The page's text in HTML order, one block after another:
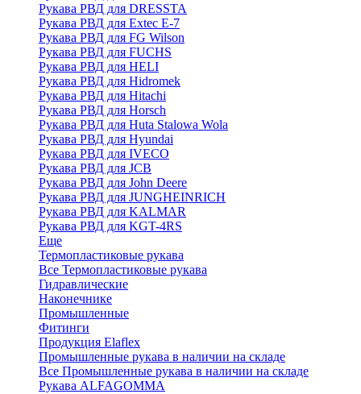
Рукава РВД для DRESSTA
Рукава РВД для Extec E-7
Рукава РВД для FG Wilson
Рукава РВД для FUCHS
Рукава РВД для HELI
Рукава РВД для Hidromek
Рукава РВД для Hitachi
Рукава РВД для Horsch
Рукава РВД для Huta Stalowa Wola
Рукава РВД для Hyundai
Рукава РВД для IVECO
Рукава РВД для JCB
Рукава РВД для John Deere
Рукава РВД для JUNGHEINRICH
Рукава РВД для KALMAR
Рукава РВД для KGT-4RS
Еще
Термопластиковые рукава
Все Термопластиковые рукава
Гидравлические
Наконечнике
Промышленные
Фитинги
Продукция Elaflex
Промышленные рукава в наличии на складе
Все Промышленные рукава в наличии на складе
Рукава ALFAGOMMA